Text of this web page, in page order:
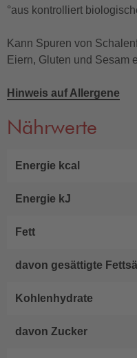
°aus kontrolliert
Kann Spuren von
Eiern, Gluten und Sesam
Hinweis auf Allergene
Nährwerte
Energie kcal
Energie kJ
Fett
davon gesättigte
Kohlenhydrate
davon Zucker